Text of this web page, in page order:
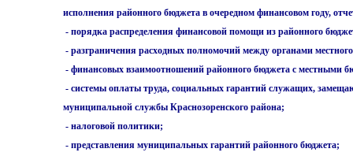
исполнения районного бюджета в очередном финансовом году,
- порядка распределения финансовой помощи из районного
- разграничения расходных полномочий между органами
- финансовых взаимоотношений районного бюджета с местными
- системы оплаты труда, социальных гарантий служащих,
муниципальной службы Краснозоренского района;
- налоговой политики;
- представления муниципальных гарантий районного бюджета;